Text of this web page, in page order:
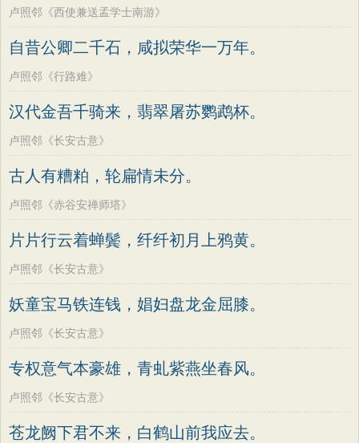
卢照邻《西使兼送孟学士南游》
自昔公卿二千石，咸拟荣华一万年。
卢照邻《行路难》
汉代金吾千骑来，翡翠屠苏鹦鹉杯。
卢照邻《长安古意》
古人有糟粕，轮扁情未分。
卢照邻《赤谷安禅师塔》
片片行云着蝉鬓，纤纤初月上鸦黄。
卢照邻《长安古意》
妖童宝马铁连钱，娼妇盘龙金屈膝。
卢照邻《长安古意》
专权意气本豪雄，青虬紫燕坐春风。
卢照邻《长安古意》
苍龙阙下君不来，白鹤山前我应去。